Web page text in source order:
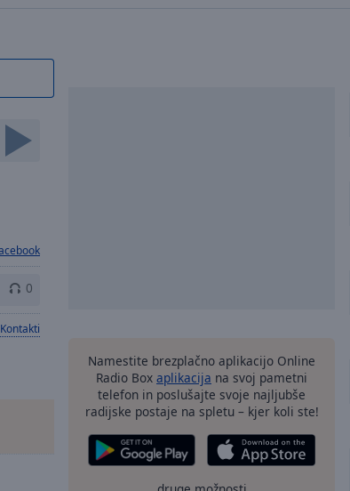
0
Kontakti
Namestite brezplačno aplikacijo Online
Radio Box aplikacija na svoj pametni
telefon in poslušajte svoje najljubše
radijske postaje na spletu – kjer koli ste!